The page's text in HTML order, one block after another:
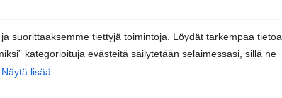
suorittaaksemme tiettyjä toimintoja. Löydät tarkempaa tietoa
kategorioituja evästeitä säilytetään selaimessasi, sillä ne
Näytä lisää